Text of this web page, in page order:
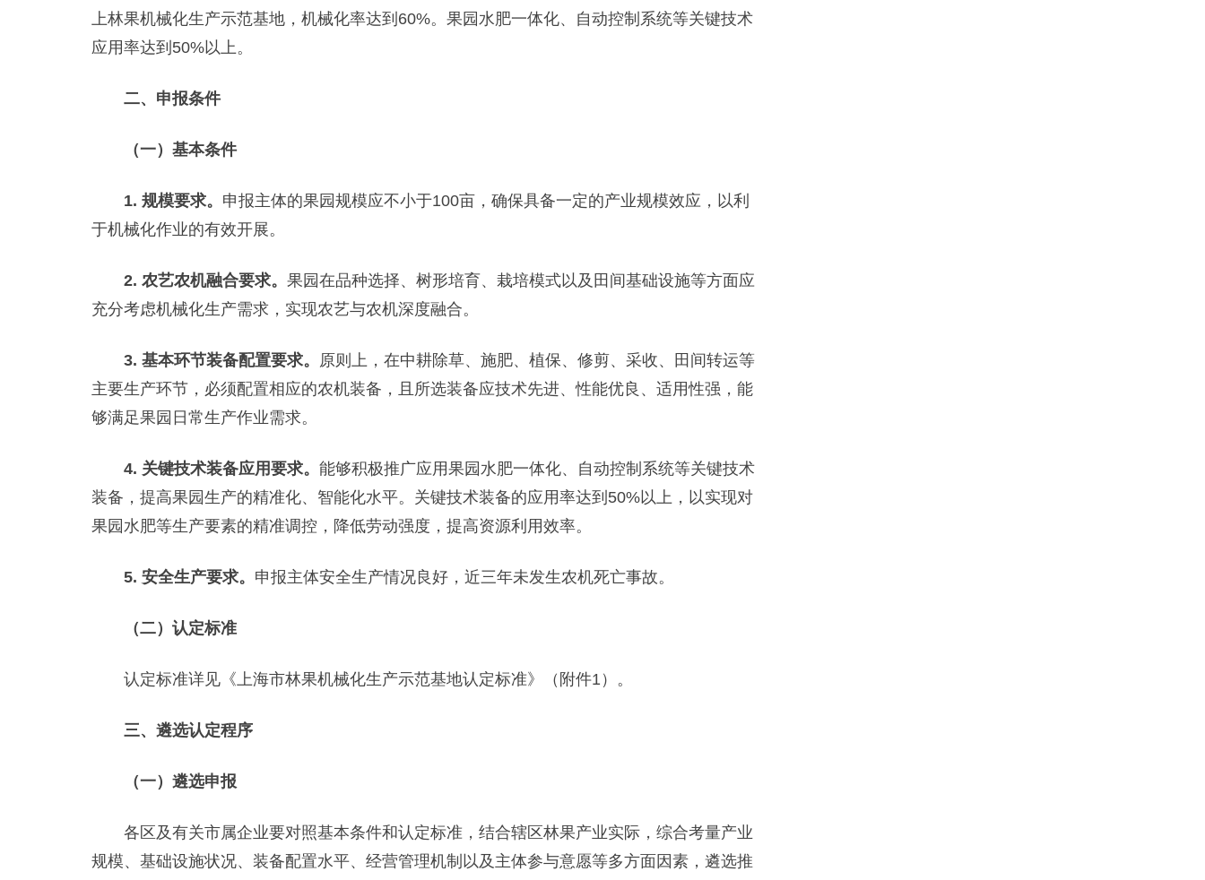
上林果机械化生产示范基地，机械化率达到60%。果园水肥一体化、自动控制系统等关键技术
应用率达到50%以上。
二、申报条件
（一）基本条件
1. 规模要求。 申报主体的果园规模应不小于100亩，确保具备一定的产业规模效应，以利
于机械化作业的有效开展。
2. 农艺农机融合要求。 果园在品种选择、树形培育、栽培模式以及田间基础设施等方面应
充分考虑机械化生产需求，实现农艺与农机深度融合。
3. 基本环节装备配置要求。 原则上，在中耕除草、施肥、植保、修剪、采收、田间转运等
主要生产环节，必须配置相应的农机装备，且所选装备应技术先进、性能优良、适用性强，能
够满足果园日常生产作业需求。
4. 关键技术装备应用要求。 能够积极推广应用果园水肥一体化、自动控制系统等关键技术
装备，提高果园生产的精准化、智能化水平。关键技术装备的应用率达到50%以上，以实现对
果园水肥等生产要素的精准调控，降低劳动强度，提高资源利用效率。
5. 安全生产要求。 申报主体安全生产情况良好，近三年未发生农机死亡事故。
（二）认定标准
认定标准详见《上海市林果机械化生产示范基地认定标准》（附件1）。
三、遴选认定程序
（一）遴选申报
各区及有关市属企业要对照基本条件和认定标准，结合辖区林果产业实际，综合考量产业
规模、基础设施状况、装备配置水平、经营管理机制以及主体参与意愿等多方面因素，遴选推